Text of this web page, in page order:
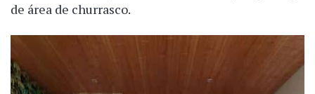
de área de churrasco.